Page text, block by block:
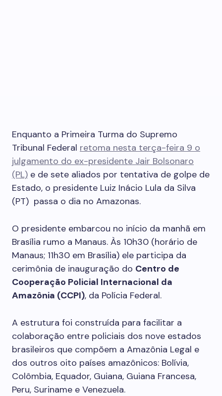
Enquanto a Primeira Turma do Supremo
Tribunal Federal retoma nesta terça-feira 9 o
julgamento do ex-presidente Jair Bolsonaro
(PL) e de sete aliados por tentativa de golpe de
Estado, o presidente Luiz Inácio Lula da Silva
(PT) passa o dia no Amazonas.
O presidente embarcou no início da manhã em
Brasília rumo a Manaus. Às 10h30 (horário de
Manaus; 11h30 em Brasília) ele participa da
cerimônia de inauguração do Centro de
Cooperação Policial Internacional da
Amazônia (CCPI), da Polícia Federal.
A estrutura foi construída para facilitar a
colaboração entre policiais dos nove estados
brasileiros que compõem a Amazônia Legal e
dos outros oito países amazônicos: Bolívia,
Colômbia, Equador, Guiana, Guiana Francesa,
Peru, Suriname e Venezuela.